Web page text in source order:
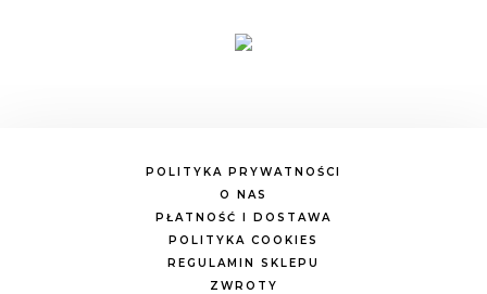
POLITYKA PRYWATNOŚCI
O NAS
PŁATNOŚĆ I DOSTAWA
POLITYKA COOKIES
REGULAMIN SKLEPU
ZWROTY